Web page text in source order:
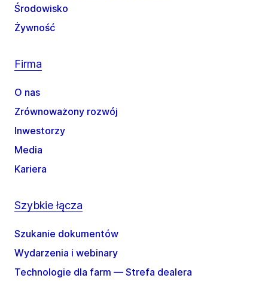
Środowisko
Żywność
Firma
O nas
Zrównoważony rozwój
Inwestorzy
Media
Kariera
Szybkie łącza
Szukanie dokumentów
Wydarzenia i webinary
Technologie dla farm — Strefa dealera